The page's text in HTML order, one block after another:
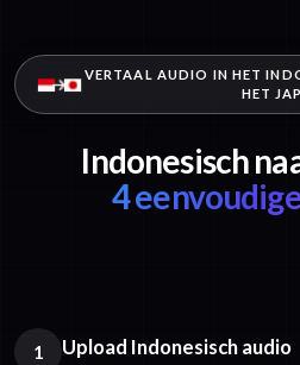
VERTAAL AUDIO IN HET
HET
Indonesisch
4
1 Upload Indonesisch audio